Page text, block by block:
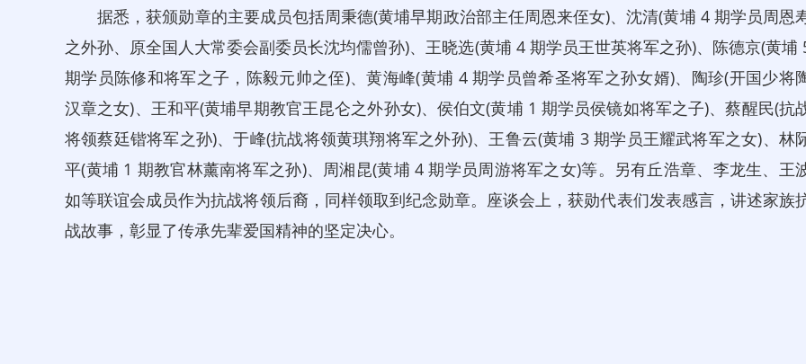
据悉，获颁勋章的主要成员包括周秉德(黄埔早期政治部主任周恩来侄女)、沈清(黄埔 4 期学员周恩
之外孙、原全国人大常委会副委员长沈均儒曾孙)、王晓选(黄埔 4 期学员王世英将军之孙)、陈德京(黄埔
期学员陈修和将军之子，陈毅元帅之侄)、黄海峰(黄埔 4 期学员曾希圣将军之孙女婿)、陶珍(开国少将
汉章之女)、王和平(黄埔早期教官王昆仑之外孙女)、侯伯文(黄埔 1 期学员侯镜如将军之子)、蔡醒民(抗
将领蔡廷锴将军之孙)、于峰(抗战将领黄琪翔将军之外孙)、王鲁云(黄埔 3 期学员王耀武将军之女)、林
平(黄埔 1 期教官林薰南将军之孙)、周湘昆(黄埔 4 期学员周游将军之女)等。另有丘浩章、李龙生、王
如等联谊会成员作为抗战将领后裔，同样领取到纪念勋章。座谈会上，获勋代表们发表感言，讲述家族
战故事，彰显了传承先辈爱国精神的坚定决心。